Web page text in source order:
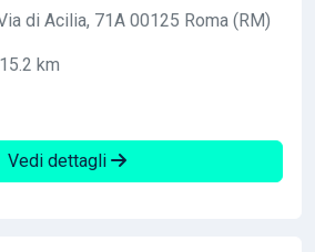
di Acilia, 71A 00125 Roma (RM)
15.2 km
Vedi dettagli